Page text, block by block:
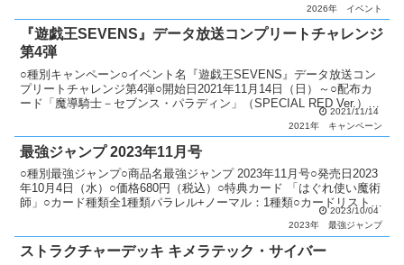
2026年
イベント
『遊戯王SEVENS』データ放送コンプリートチャレンジ
第4弾
○種別キャンペーン○イベント名『遊戯王SEVENS』データ放送コン
プリートチャレンジ第4弾○開始日2021年11月14日（日）～○配布カ
ード「魔導騎士－セブンス・パラディン」（SPECIAL RED Ver.）○
2021/11/14
2021年
キャンペーン
最強ジャンプ 2023年11月号
○種別最強ジャンプ○商品名最強ジャンプ 2023年11月号○発売日2023
年10月4日（水）○価格680円（税込）○特典カード 「はぐれ使い魔術
師」○カード種類全1種類パラレル+ノーマル：1種類○カードリスト最
2023/10/04
2023年
最強ジャンプ
ストラクチャーデッキ キメラテック・サイバー